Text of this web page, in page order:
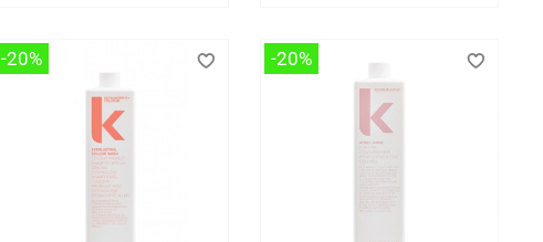
-20% -20%